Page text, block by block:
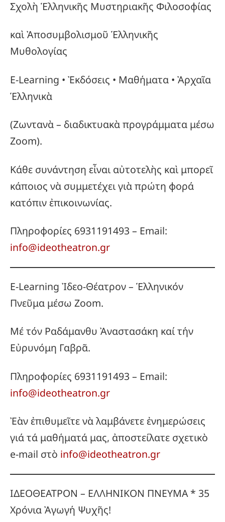
Σχολὴ Ἑλληνικῆς Μυστηριακῆς Φιλοσοφίας
καὶ Ἀποσυμβολισμοῦ Ἑλληνικῆς
Μυθολογίας
E-Learning • Ἐκδόσεις • Μαθήματα • Ἀρχαῖα
Ἑλληνικὰ
(Ζωντανὰ – διαδικτυακὰ προγράμματα μέσω
Zoom).
Κάθε συνάντηση εἶναι αὐτοτελὴς καὶ μπορεῖ
κάποιος νὰ συμμετέχει γιὰ πρώτη φορά
κατόπιν ἐπικοινωνίας.
Πληροφορίες 6931191493 – Email:
info@ideotheatron.gr
E-Learning Ἰδεο-Θέατρον – Ἑλληνικόν
Πνεῦμα μέσω Zoom.
Μέ τόν Ραδάμανθυ Ἀναστασάκη καί τήν
Εὐρυνόμη Γαβρᾶ.
Πληροφορίες 6931191493 – Email:
info@ideotheatron.gr
Ἐὰν ἐπιθυμεῖτε νὰ λαμβάνετε ἐνημερώσεις
γιά τά μαθήματά μας, ἀποστείλατε σχετικὸ
e-mail στὸ info@ideotheatron.gr
ΙΔΕΟΘΕΑΤΡΟΝ – ΕΛΛΗΝΙΚΟΝ ΠΝΕΥΜΑ * 35
Χρόνια Ἀγωγή Ψυχῆς!